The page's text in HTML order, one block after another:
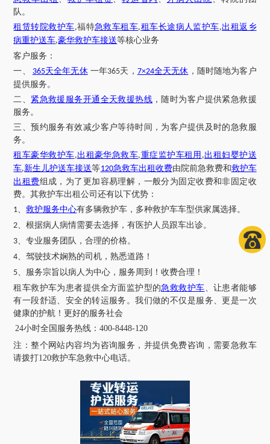
队。
租赁转院救护车,福特急救车租车,租车长途病人监护车,出租返乡
病重护送车,豪华救护车接送等核心业务
客户服务：
一、
365天全年无休一年365天， 7×24全天无休 ，随时随地为客户
提供服务。
二、 紧急救援服务开通全天救援热线 ，随时为客户提供紧急救援
服务。
三、预约服务有效减少客户等待时间，为客户提供及时的急救服
务。
租车豪华救护车,出租豪华急救车,重症监护车租用 ,出租妇婴护送
车,新生儿护送车接送等120急救车出租收费由院前急救费和救护车
出租费组成，为了更加容易理解，一般分为固定收费和非固定收
费。其救护车出租公司还有以下优势：
1、救护服务中心有多辆救护车，多种救护车车型供家属选择。
2、根据病人病情需要去选择，有医护人员跟车出诊。
3、专业服务团队，合理的价格。
4、驾驶技术娴熟的司机，熟悉道路！
5、服务宗旨以病人为中心，服务周到！收费合理！
租车救护车为患者提供全方面监护型的急救救护车、让患者能够
有一段舒适、安全的转运服务。我们做的不仅是服务、更是一次
健康的护航！更好的服务社会
24小时全国服务热线 ：400-8448-120
注：整个网站内容均为咨询服务，并提供免费咨询，需要急救车
请拨打120救护车急救中心电话。